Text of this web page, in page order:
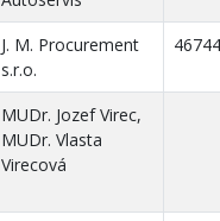
J. M. Procurement
s.r.o.
MUDr. Jozef Virec,
MUDr. Vlasta
Virecová